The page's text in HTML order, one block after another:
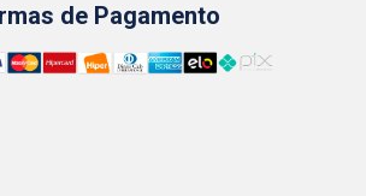
de Pagamento